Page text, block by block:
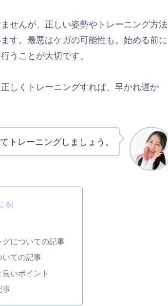
せんが、正しい姿勢やトレーニング方法
す。最悪はケガの可能性も。始める前に
うことが大切です。
しくトレーニングすれば、早かれ遅か
トレーニングしましょう。
についての記事
いての記事
いポイント
事